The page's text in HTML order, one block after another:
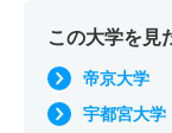
この大学を見
帝京大学
宇都宮大学